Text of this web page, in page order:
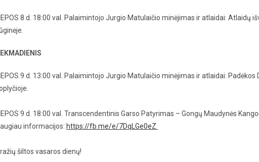
LIEPOS 8 d. 18:00 val. Palaimintojo Jurgio Matulaičio minėjimas ir atlaidai: Atlaidų
Lūginėje.
LIEPOS 9 d. 13:00 val. Palaimintojo Jurgio Matulaičio minėjimas ir atlaidai:
LIEPOS 9 d. 18:00 val. Transcendentinis Garso Patyrimas – Gongų Maudynės
informacijos: https://fb.me/e/7DqLGe0eZ
šiltos vasaros dienų!